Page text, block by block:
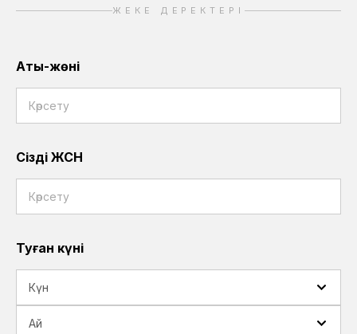
ЖЕКЕ ДЕРЕКТЕРІ
Аты-жөні
Сіздің ЖСН
Туған күні